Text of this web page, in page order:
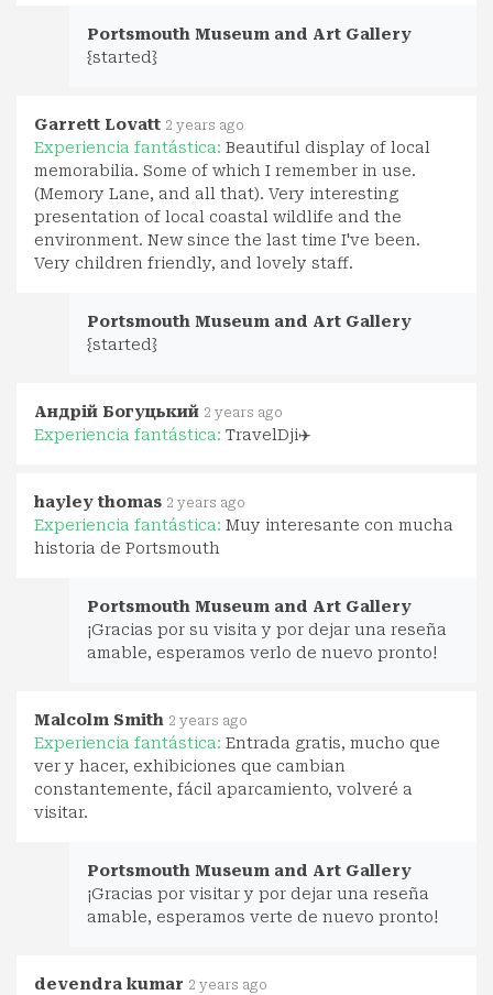
Portsmouth Museum and Art Gallery
{started}
Garrett Lovatt 2 years ago
Experiencia fantástica: Beautiful display of local
memorabilia. Some of which I remember in use.
(Memory Lane, and all that). Very interesting
presentation of local coastal wildlife and the
environment. New since the last time I've been.
Very children friendly, and lovely staff.
Portsmouth Museum and Art Gallery
{started}
Андрій Богуцький 2 years ago
Experiencia fantástica: TravelDji✈️
hayley thomas 2 years ago
Experiencia fantástica: Muy interesante con mucha
historia de Portsmouth
Portsmouth Museum and Art Gallery
¡Gracias por su visita y por dejar una reseña
amable, esperamos verlo de nuevo pronto!
Malcolm Smith 2 years ago
Experiencia fantástica: Entrada gratis, mucho que
ver y hacer, exhibiciones que cambian
constantemente, fácil aparcamiento, volveré a
visitar.
Portsmouth Museum and Art Gallery
¡Gracias por visitar y por dejar una reseña
amable, esperamos verte de nuevo pronto!
devendra kumar 2 years ago